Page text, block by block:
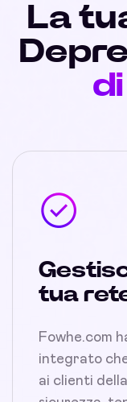
La
tua
Fowhe.com
integrato
ai clienti